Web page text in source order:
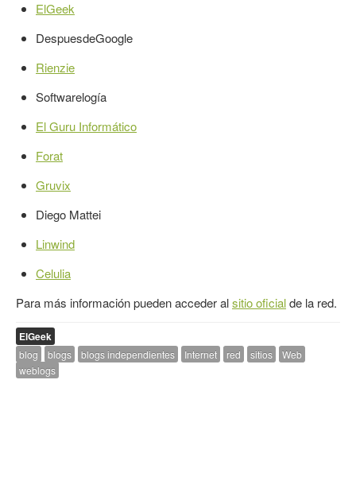
ElGeek
DespuesdeGoogle
Rienzie
Softwarelogía
El Guru Informático
Forat
Gruvix
Diego Mattei
Linwind
Celulia
Para más información pueden acceder alsitio oficialde la red.
ElGeek
blog blogs blogs independientes Internet red sitios
Web
weblogs